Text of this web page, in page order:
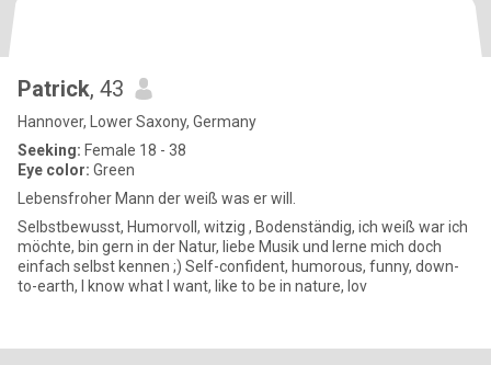
Patrick, 43
Hannover, Lower Saxony, Germany
Seeking: Female 18 - 38
Eye color: Green
Lebensfroher Mann der weiß was er will.
Selbstbewusst, Humorvoll, witzig , Bodenständig, ich weiß war ich
möchte, bin gern in der Natur, liebe Musik und lerne mich doch
einfach selbst kennen ;) Self-confident, humorous, funny, down-
to-earth, I know what I want, like to be in nature, lov